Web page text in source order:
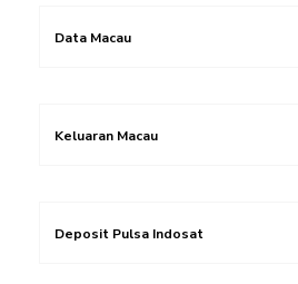
Data Macau
Keluaran Macau
Deposit Pulsa Indosat